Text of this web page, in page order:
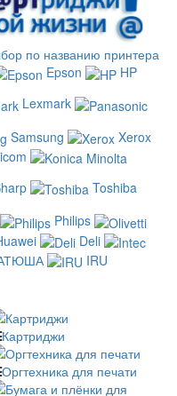
по названию принтера
Epson
HP
Lexmark
Samsung
Xerox
Toshiba
Philips
Deli
IRU
Картриджи
Оргтехника для печати